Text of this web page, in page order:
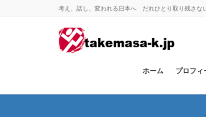
考え、話し、変われる日本へ だれひとり取り残さな
ホーム プロフィ